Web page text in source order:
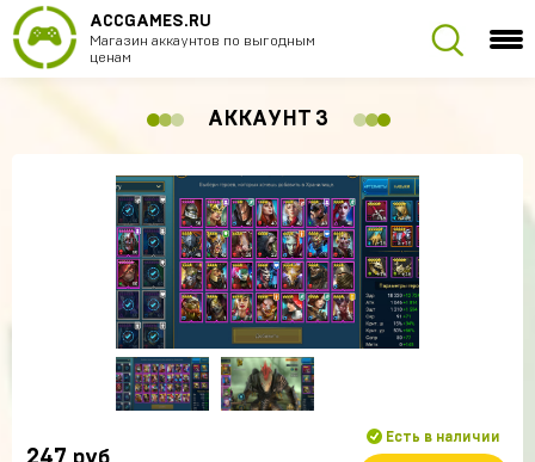
ACCGAMES.RU
Магазин аккаунтов по выгодным
ценам
АККАУНТ 3
247
Есть в наличии